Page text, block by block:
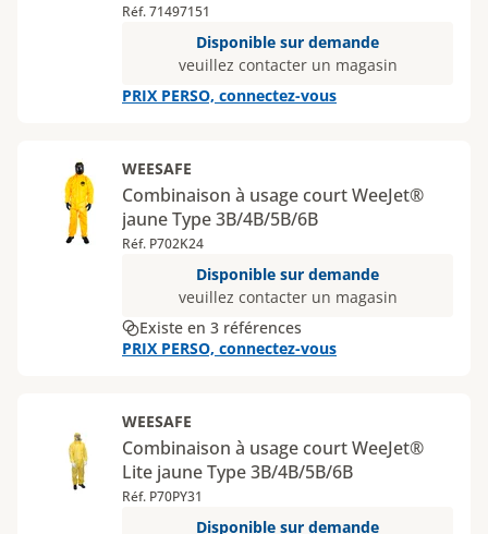
Réf. 71497151
Disponible sur demande
veuillez contacter un magasin
PRIX PERSO, connectez-vous
WEESAFE
Combinaison à usage court WeeJet®
jaune Type 3B/4B/5B/6B
Réf. P702K24
Disponible sur demande
veuillez contacter un magasin
Existe en 3 références
PRIX PERSO, connectez-vous
WEESAFE
Combinaison à usage court WeeJet®
Lite jaune Type 3B/4B/5B/6B
Réf. P70PY31
Disponible sur demande